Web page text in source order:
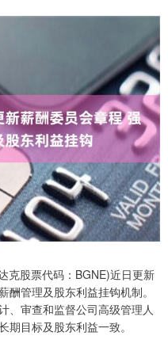
克股票代码：BGNE)近日更新
管理及股东利益挂钩机制。
、审查和监督公司高级管理人
期目标及股东利益一致。